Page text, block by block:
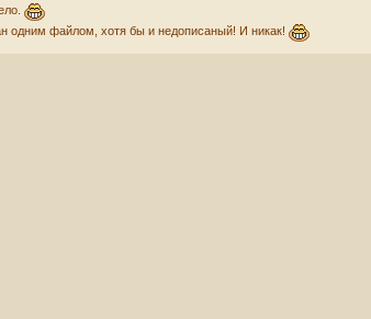
одним файлом, хотя бы и недописаный! И никак!